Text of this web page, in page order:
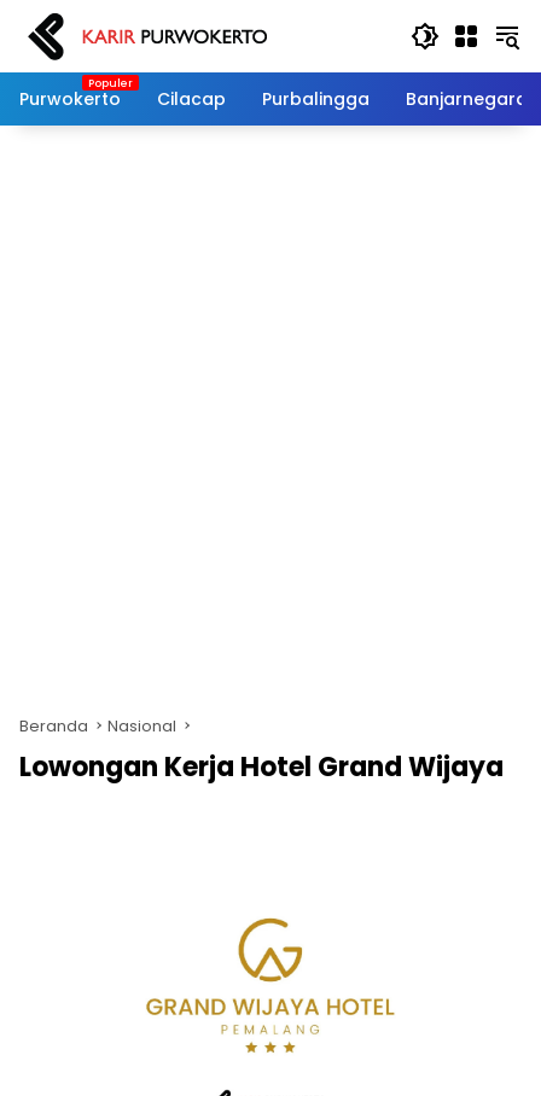
Langsung
konten
Purwokerto
Cilacap Purbalingga Banjarnegara
Beranda Nasional
Lowongan Kerja Hotel Grand Wijaya